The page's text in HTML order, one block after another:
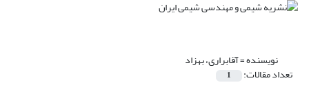
نویسنده =آقابراری، بهزاد
تعداد مقالات: 1